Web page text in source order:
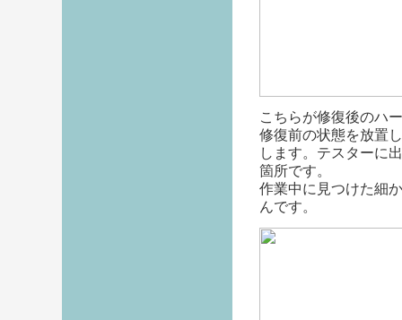
こちらが修復後のハ
修復前の状態を放置
します。テスターに
箇所です。
作業中に見つけた細
んです。